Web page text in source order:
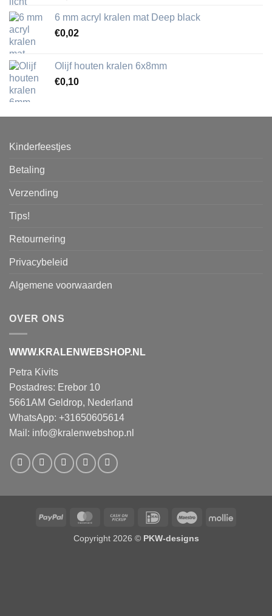
6 mm acryl kralen mat Deep black
€0,02
Olijf houten kralen 6x8mm
€0,10
Kinderfeestjes
Betaling
Verzending
Tips!
Retournering
Privacybeleid
Algemene voorwaarden
OVER ONS
WWW.KRALENWEBSHOP.NL
Petra Kivits
Postadres: Erebor 10
5661AM Geldrop, Nederland
WhatsApp: +31650605614
Mail: info@kralenwebshop.nl
PayPal MasterCardCash
Pickup
IDeal Maestro Mollie
Copyright 2026 © PKW-designs